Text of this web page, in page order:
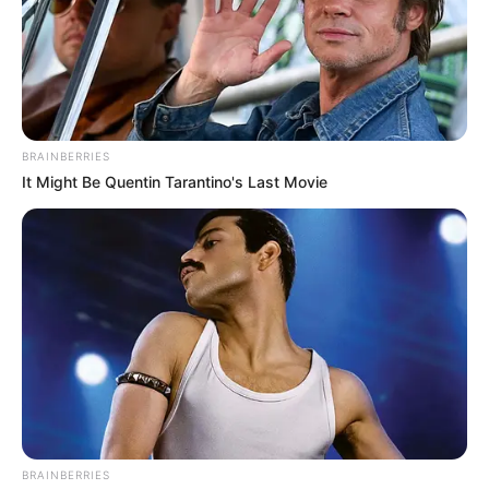
Estas diligencias se adelantan a propósito de las
denunciassobre varios menores de edad que
supuestamente habrían muerto en dicho bombardeo
adelantado el pasado 2 de marzo en la vereda Buenos
Aíres, jurisdicción del municipio Calamar.
BRAINBERRIES
It Might Be Quentin Tarantino's Last Movie
BRAINBERRIES